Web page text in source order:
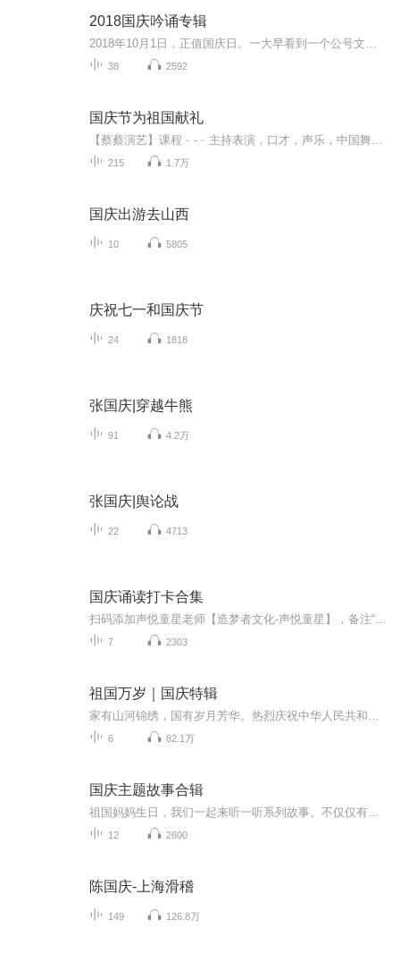
2018国庆吟诵专辑
38 2592
国庆节为祖国献礼
215 1.7万
国庆出游去山西
10 5805
庆祝七一和国庆节
24 1818
张国庆|穿越牛熊
91 4.2万
张国庆|舆论战
22 4713
国庆诵读打卡合集
7 2303
祖国万岁｜国庆特辑
6 82.1万
国庆主题故事合辑
12 2600
陈国庆-上海滑稽
149 126.8万